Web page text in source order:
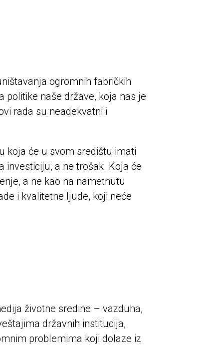
ogromnih fabričkih
politike naše države, koja nas je
rada su neadekvatni i
koja će u svom središtu imati
investiciju, a ne trošak. Koja će
a ne kao na nametnutu
i kvalitetne ljude, koji neće
životne sredine – vazduha,
državnih institucija,
problemima koji dolaze iz